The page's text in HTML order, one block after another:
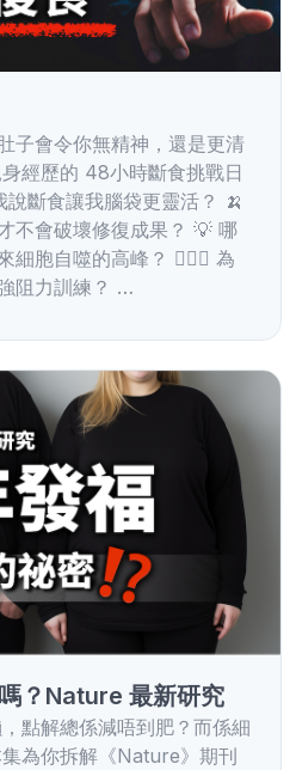
子會令你無精神，還是更清
經歷的 48小時斷食挑戰日
斷食讓我腦袋更靈活？ 🍌
不會破壞修復成果？ 💡 哪
細胞自噬的高峰？ 🏋🏻‍♀️ 為
阻力訓練？ …
？Nature 最新研究
點解總係減唔到肥？而係細
為你拆解《Nature》期刊